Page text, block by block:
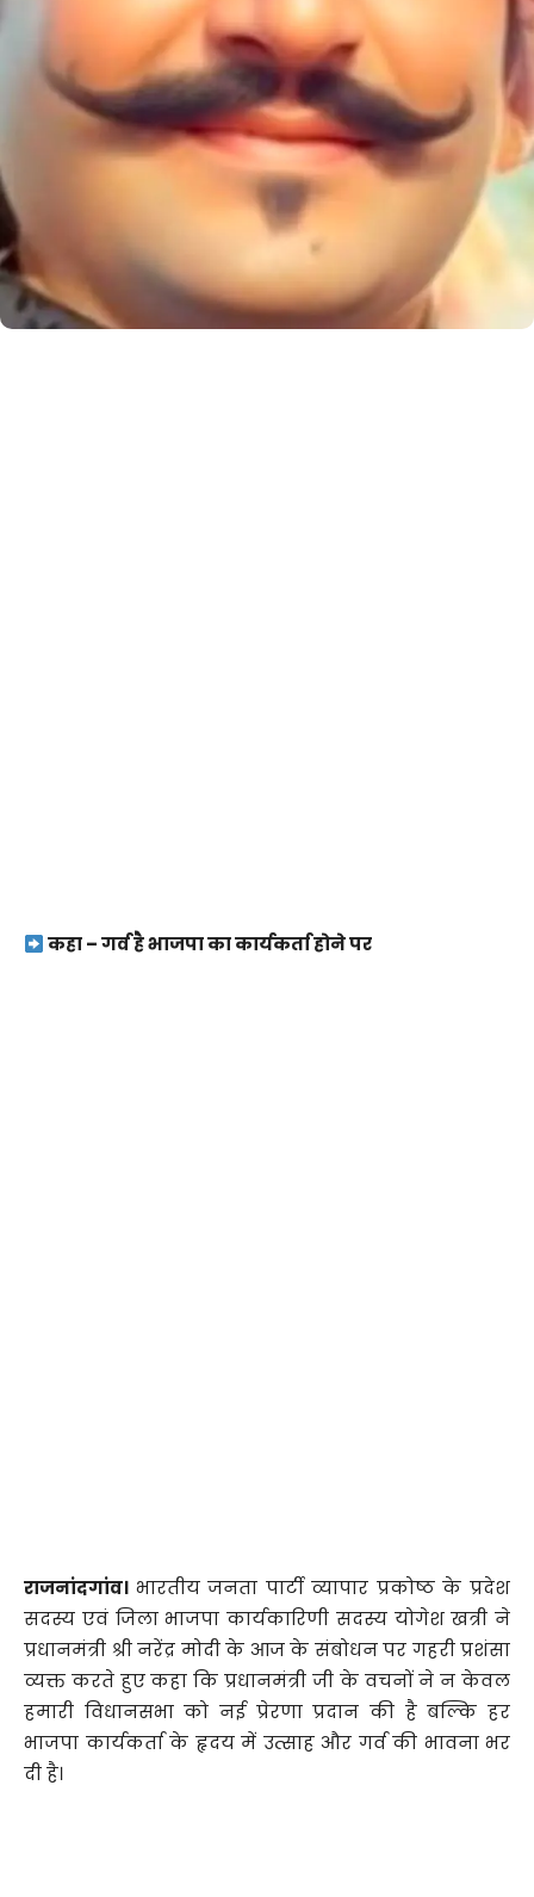
कहा – गर्व है भाजपा का कार्यकर्ता होने पर
राजनांदगांव। भारतीय जनता पार्टी व्यापार प्रकोष्ठ के प्रदेश
सदस्य एवं जिला भाजपा कार्यकारिणी सदस्य योगेश खत्री ने
प्रधानमंत्री श्री नरेंद्र मोदी के आज के संबोधन पर गहरी प्रशंसा
व्यक्त करते हुए कहा कि प्रधानमंत्री जी के वचनों ने न केवल
हमारी विधानसभा को नई प्रेरणा प्रदान की है बल्कि हर
भाजपा कार्यकर्ता के हृदय में उत्साह और गर्व की भावना भर
दी है।